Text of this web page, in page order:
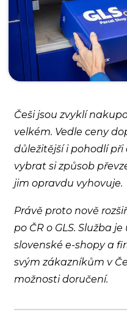
Češi jsou zvyklí
velkém. Vedle ceny
důležitější i pohodlí
vybrat si způsob
jim opravdu vyhovuje.
Právě proto nově
po ČR o GLS. Služba
slovenské e-shopy a
svým zákazníkům v
možnosti doručení.